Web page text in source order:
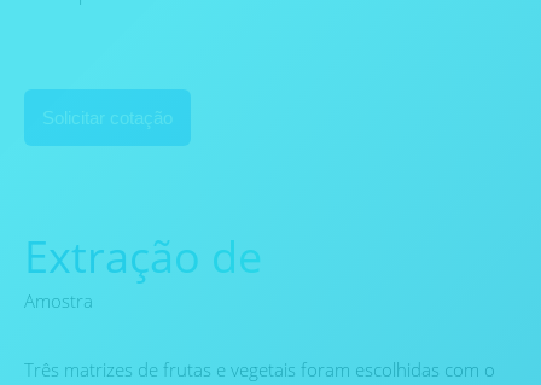
Solicitar cotação
Extração de
Amostra
Três matrizes de frutas e vegetais foram escolhidas com o